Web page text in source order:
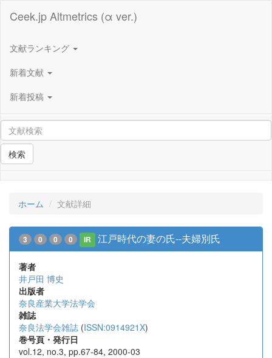
Ceek.jp Altmetrics (α ver.)
文献ランキング
新着文献
新着投稿
検索
ホーム 文献詳細
3 0 0 0 IR 江戸時代の妻の氏--夫婦別氏
著者
井戸田 博史
出版者
奈良産業大学法学会
雑誌
奈良法学会雑誌 (ISSN:0914921X)
巻号頁・発行日
vol.12, no.3, pp.67-84, 2000-03